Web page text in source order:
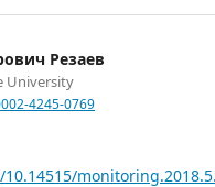
Резаев
University
4245-0769